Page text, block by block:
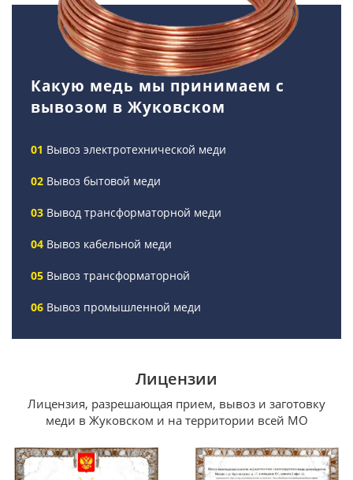
Какую медь мы принимаем с
вывозом в Жуковском
Вывоз электротехнической меди
Вывоз бытовой меди
Вывод трансформаторной меди
Вывоз кабельной меди
Вывоз трансформаторной
Вывоз промышленной меди
Лицензии
Лицензия, разрешающая прием, вывоз и заготовку
меди в Жуковском и на территории всей МО